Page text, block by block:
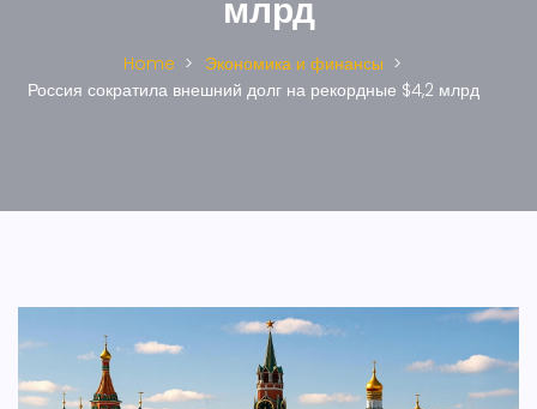
млрд
Home
Экономика и финансы
Россия сократила внешний долг на рекордные $4,2 млрд